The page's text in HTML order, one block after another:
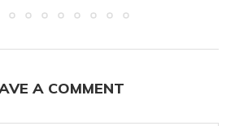
A COMMENT